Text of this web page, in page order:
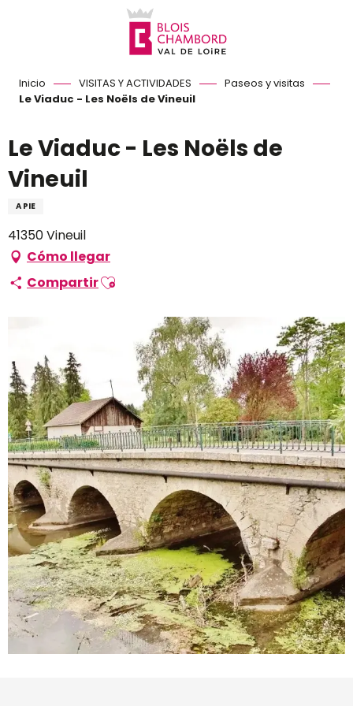
Inicio VISITAS Y ACTIVIDADES
Paseos y visitas
Le Viaduc - Les Noëls de Vineuil
Le Viaduc - Les Noëls de
Vineuil
A PIE
41350 Vineuil
Cómo llegar
CompartirAjouter aux favoris